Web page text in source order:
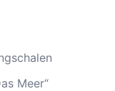
Meer“